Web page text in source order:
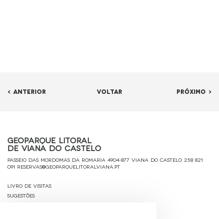
< ANTERIOR VOLTAR PRÓXIMO >
Geoparque Litoral
de Viana do Castelo
Passeio das Mordomas da Romaria 4904-877 Viana do Castelo 258 821
091 reservas@geoparquelitoralviana.pt
Livro de Visitas
Sugestões